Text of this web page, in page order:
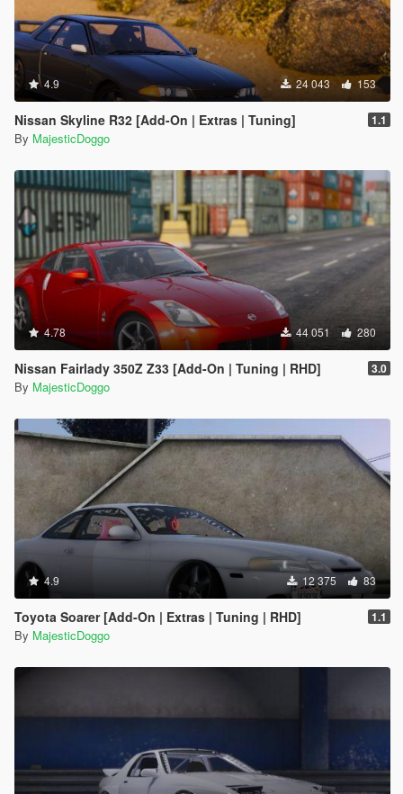
4.9 24 043 153
Nissan Skyline R32 [Add-On | Extras | Tuning] 1.1
By MajesticDoggo
4.78 44 051 280
Nissan Fairlady 350Z Z33 [Add-On | Tuning | RHD] 3.0
By MajesticDoggo
4.9 12 375 83
Toyota Soarer [Add-On | Extras | Tuning | RHD] 1.1
By MajesticDoggo